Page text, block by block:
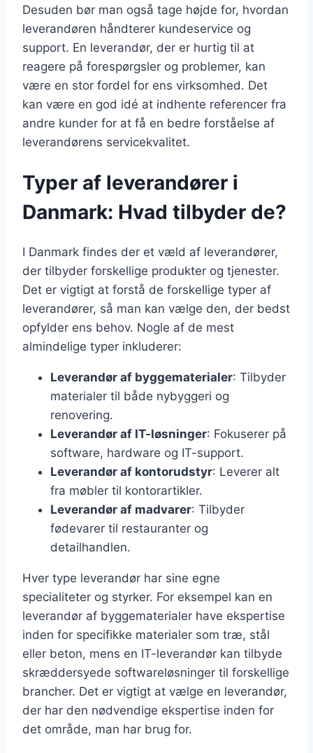
Desuden bør man også tage højde for, hvordan
leverandøren håndterer kundeservice og
support. En leverandør, der er hurtig til at
reagere på forespørgsler og problemer, kan
være en stor fordel for ens virksomhed. Det
kan være en god idé at indhente referencer fra
andre kunder for at få en bedre forståelse af
leverandørens servicekvalitet.
Typer af leverandører i
Danmark: Hvad tilbyder de?
I Danmark findes der et væld af leverandører,
der tilbyder forskellige produkter og tjenester.
Det er vigtigt at forstå de forskellige typer af
leverandører, så man kan vælge den, der bedst
opfylder ens behov. Nogle af de mest
almindelige typer inkluderer:
Leverandør af byggematerialer: Tilbyder
materialer til både nybyggeri og
renovering.
Leverandør af IT-løsninger: Fokuserer på
software, hardware og IT-support.
Leverandør af kontorudstyr: Leverer alt
fra møbler til kontorartikler.
Leverandør af madvarer: Tilbyder
fødevarer til restauranter og
detailhandlen.
Hver type leverandør har sine egne
specialiteter og styrker. For eksempel kan en
leverandør af byggematerialer have ekspertise
inden for specifikke materialer som træ, stål
eller beton, mens en IT-leverandør kan tilbyde
skræddersyede softwareløsninger til forskellige
brancher. Det er vigtigt at vælge en leverandør,
der har den nødvendige ekspertise inden for
det område, man har brug for.